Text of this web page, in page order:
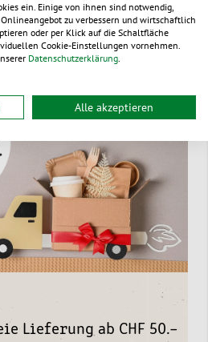
Lieferung ab CHF 50.–
ein. Einige von ihnen sind notwendig,
zu verbessern und wirtschaftlich
oder per Klick auf die Schaltfläche
Cookie-Einstellungen vornehmen.
Datenschutzerklärung.
Alle akzeptieren